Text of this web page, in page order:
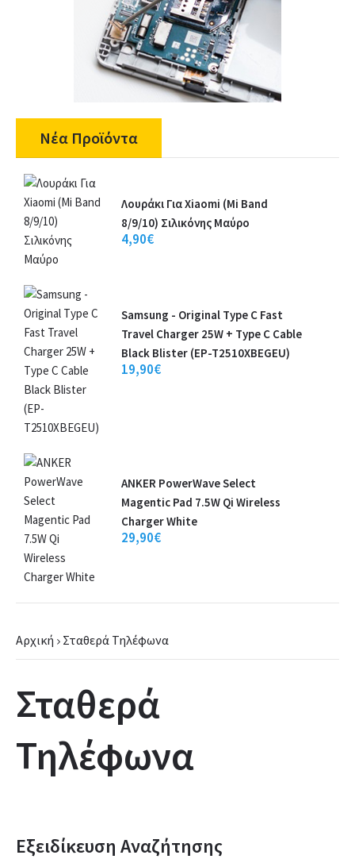
Νέα Προϊόντα
Λουράκι Για Xiaomi (Mi Band
8/9/10) Σιλικόνης Μαύρο
4,90€
Samsung - Original Type C Fast
Travel Charger 25W + Type C Cable
Black Blister (EP-T2510XBEGEU)
19,90€
ANKER PowerWave Select
Magentic Pad 7.5W Qi Wireless
Charger White
29,90€
Αρχική Σταθερά Τηλέφωνα
Σταθερά
Τηλέφωνα
Εξειδίκευση Αναζήτησης